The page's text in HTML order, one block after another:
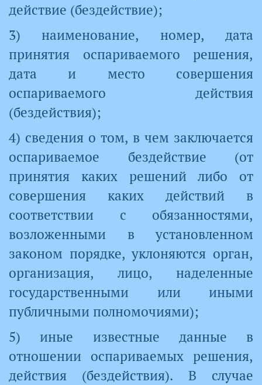
действие (бездействие);
3) наименование, номер, дата
принятия оспариваемого решения,
дата и место совершения
оспариваемого действия
(бездействия);
4) сведения о том, в чем заключается
оспариваемое бездействие (от
принятия каких решений либо от
совершения каких действий в
соответствии с обязанностями,
возложенными в установленном
законом порядке, уклоняются орган,
организация, лицо, наделенные
государственными или иными
публичными полномочиями);
5) иные известные данные в
отношении оспариваемых решения,
действия (бездействия). В случае